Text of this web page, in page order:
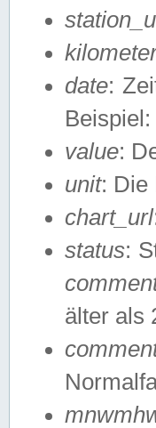
date:
value:
unit: Die
chart_url
status:
älter als